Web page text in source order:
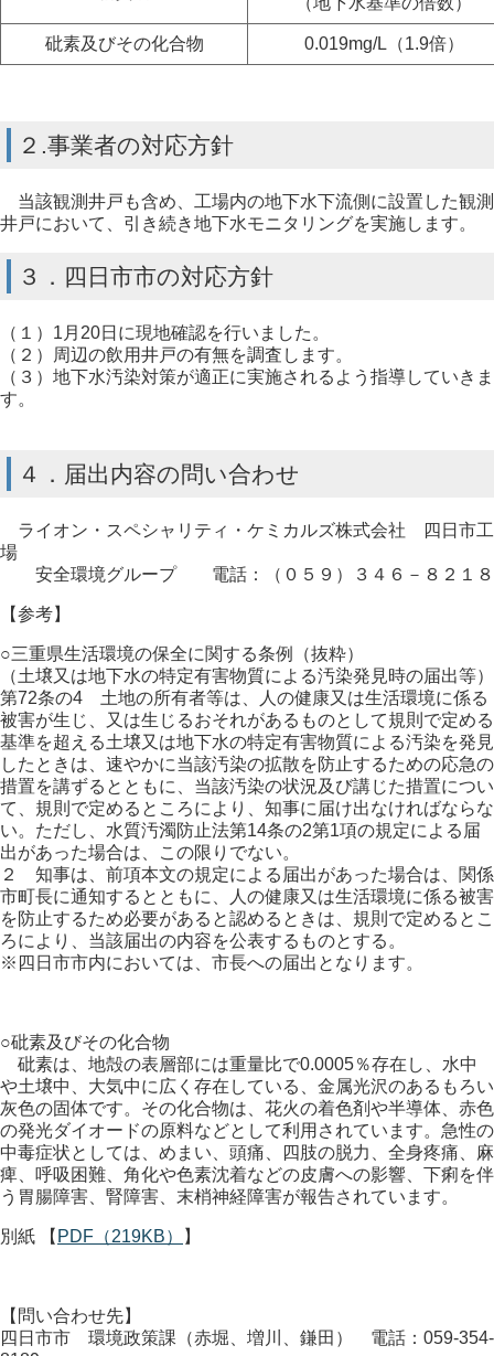
砒素及びその化合物 0.019mg/L（1.9倍）
２.事業者の対応方針
当該観測井戸も含め、工場内の地下水下流側に設置した観測
井戸において、引き続き地下水モニタリングを実施します。
３．四日市市の対応方針
（１）1月20日に現地確認を行いました。
（２）周辺の飲用井戸の有無を調査します。
（３）地下水汚染対策が適正に実施されるよう指導していきま
す。
４．届出内容の問い合わせ
ライオン・スペシャリティ・ケミカルズ株式会社 四日市工
場
安全環境グループ 電話：（０５９）３４６－８２１８
【参考】
○三重県生活環境の保全に関する条例（抜粋）
（土壌又は地下水の特定有害物質による汚染発見時の届出等）
第72条の4 土地の所有者等は、人の健康又は生活環境に係る
被害が生じ、又は生じるおそれがあるものとして規則で定める
基準を超える土壌又は地下水の特定有害物質による汚染を発見
したときは、速やかに当該汚染の拡散を防止するための応急の
措置を講ずるとともに、当該汚染の状況及び講じた措置につい
て、規則で定めるところにより、知事に届け出なければならな
い。ただし、水質汚濁防止法第14条の2第1項の規定による届
出があった場合は、この限りでない。
２ 知事は、前項本文の規定による届出があった場合は、関係
市町長に通知するとともに、人の健康又は生活環境に係る被害
を防止するため必要があると認めるときは、規則で定めるとこ
ろにより、当該届出の内容を公表するものとする。
※四日市市内においては、市長への届出となります。
○砒素及びその化合物
砒素は、地殻の表層部には重量比で0.0005％存在し、水中
や土壌中、大気中に広く存在している、金属光沢のあるもろい
灰色の固体です。その化合物は、花火の着色剤や半導体、赤色
の発光ダイオードの原料などとして利用されています。急性の
中毒症状としては、めまい、頭痛、四肢の脱力、全身疼痛、麻
痺、呼吸困難、角化や色素沈着などの皮膚への影響、下痢を伴
う胃腸障害、腎障害、末梢神経障害が報告されています。
別紙 【 PDF（219KB） 】
【問い合わせ先】
四日市市 環境政策課（赤堀、増川、鎌田） 電話：059-354-